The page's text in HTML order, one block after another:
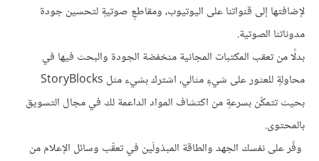
لإضافتها إلى قنواتنا على اليوتيوب، ومقاطعٍ صوتيةٍ لتحسين جودة
مدوناتنا الصوتية.
بدلًا من تعقب المكتبات المجانية منخفضة الجودة والبحث فيها في
محاولةٍ للعثور على شيءٍ مثالي، اشترك بشيء مثل StoryBlocks
بحيث تتمكّن بسرعةٍ من اكتشاف المواد الداعمة لك في مجال التسويق
بالمحتوى.
وفّر على نفسك الجهد والطاقة المبذولَين في تعقّب وسائل الإعلام من